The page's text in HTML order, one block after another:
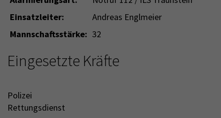
Einsatzleiter:
Andreas Englmeier
Mannschaftsstärke: 32
Eingesetzte Kräfte
Polizei
Rettungsdienst